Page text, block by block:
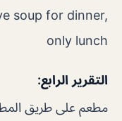
soup for dinner,
only lunch
التقرير الرابع:
مطعم على طريق